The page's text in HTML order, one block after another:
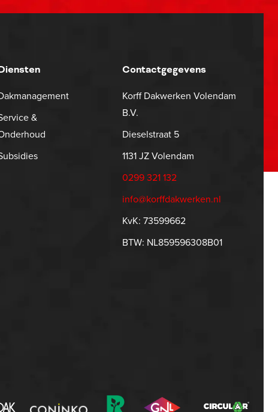
&
Contactgegevens
Korff Dakwerken Volendam
B.V.
Dieselstraat 5
1131 JZ Volendam
0299 321 132
info@korffdakwerken.nl
KvK: 73599662
BTW: NL859596308B01